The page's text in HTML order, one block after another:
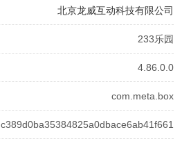
北京龙威互动科技有限公司
233乐园
4.86.0.0
com.meta.box
c389d0ba35384825a0dbace6ab41f661